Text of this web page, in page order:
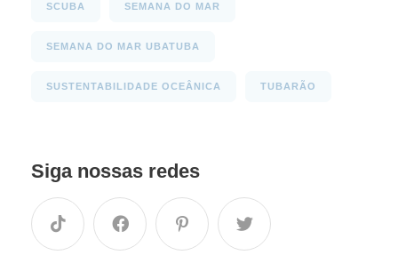
SCUBA SEMANA DO MAR
SEMANA DO MAR UBATUBA
SUSTENTABILIDADE OCEÂNICA TUBARÃO
Siga nossas redes